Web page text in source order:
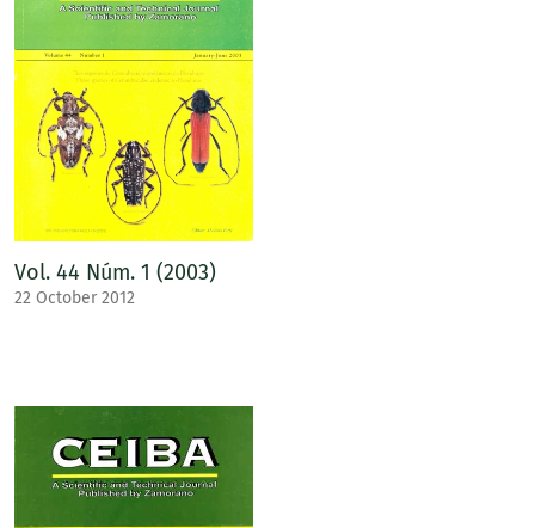
Vol. 44 Núm. 1 (2003)
22 October 2012